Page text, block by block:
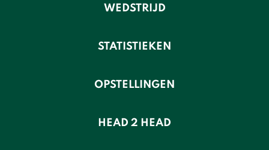
WEDSTRIJD
STATISTIEKEN
OPSTELLINGEN
HEAD 2 HEAD